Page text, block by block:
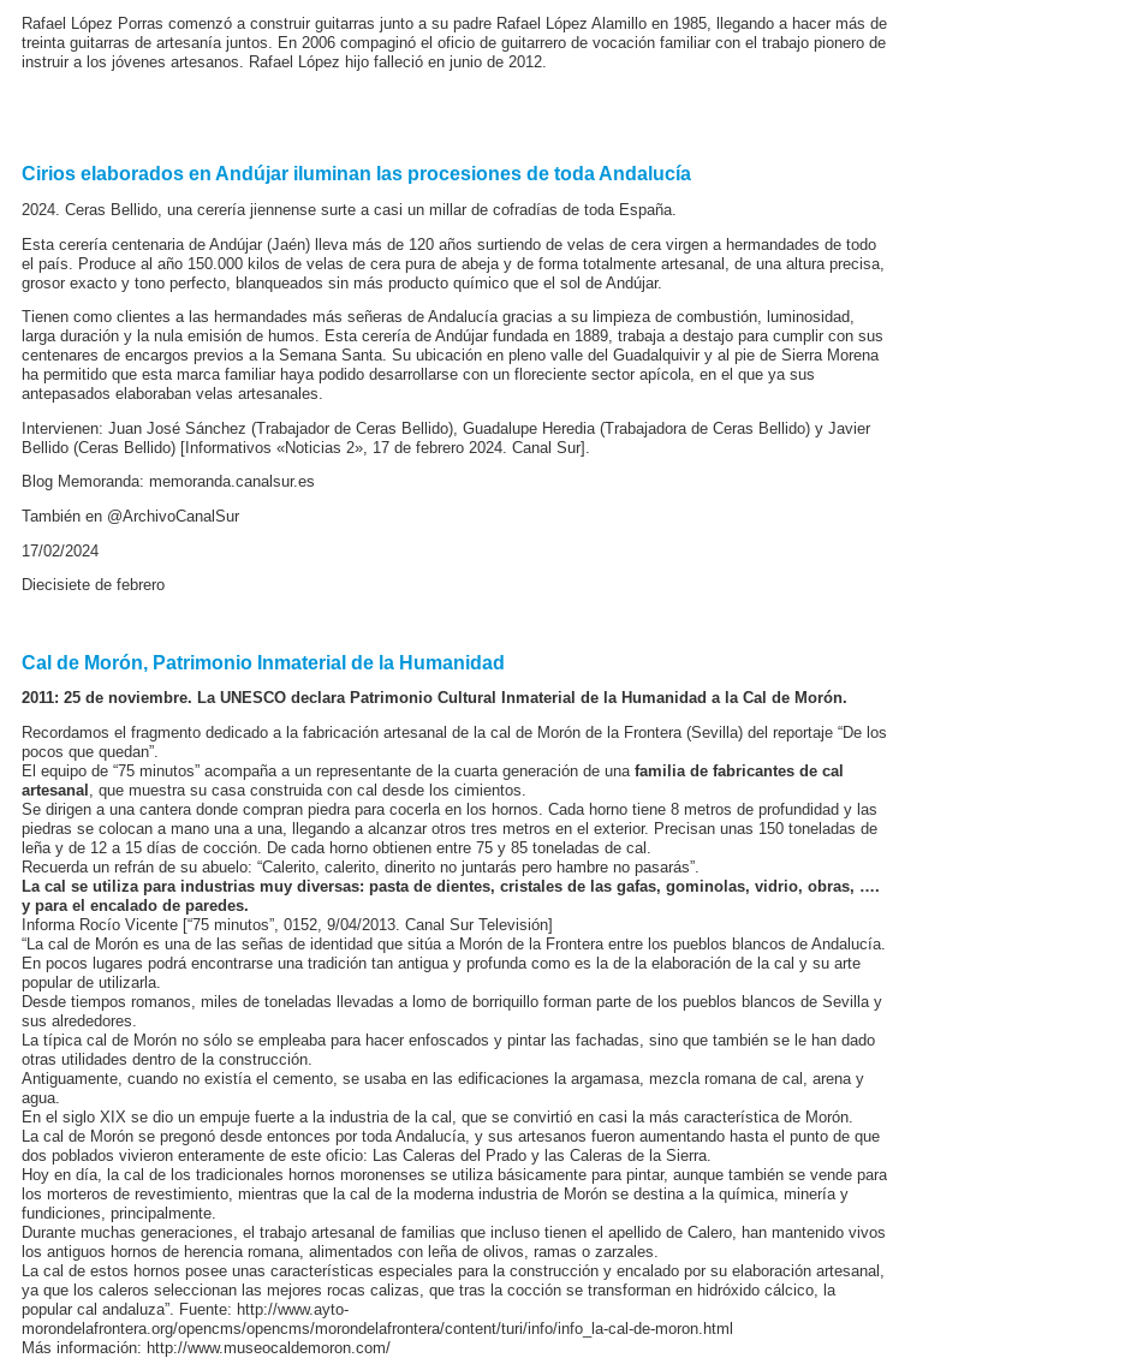
Rafael López Porras comenzó a construir guitarras junto a su padre Rafael López Alamillo en 1985, llegando a hacer más de
treinta guitarras de artesanía juntos. En 2006 compaginó el oficio de guitarrero de vocación familiar con el trabajo pionero de
instruir a los jóvenes artesanos. Rafael López hijo falleció en junio de 2012.
Cirios elaborados en Andújar iluminan las procesiones de toda Andalucía
2024. Ceras Bellido, una cerería jiennense surte a casi un millar de cofradías de toda España.
Esta cerería centenaria de Andújar (Jaén) lleva más de 120 años surtiendo de velas de cera virgen a hermandades de todo
el país. Produce al año 150.000 kilos de velas de cera pura de abeja y de forma totalmente artesanal, de una altura precisa,
grosor exacto y tono perfecto, blanqueados sin más producto químico que el sol de Andújar.
Tienen como clientes a las hermandades más señeras de Andalucía gracias a su limpieza de combustión, luminosidad,
larga duración y la nula emisión de humos. Esta cerería de Andújar fundada en 1889, trabaja a destajo para cumplir con sus
centenares de encargos previos a la Semana Santa. Su ubicación en pleno valle del Guadalquivir y al pie de Sierra Morena
ha permitido que esta marca familiar haya podido desarrollarse con un floreciente sector apícola, en el que ya sus
antepasados elaboraban velas artesanales.
Intervienen: Juan José Sánchez (Trabajador de Ceras Bellido), Guadalupe Heredia (Trabajadora de Ceras Bellido) y Javier
Bellido (Ceras Bellido) [Informativos «Noticias 2», 17 de febrero 2024. Canal Sur].
Blog Memoranda: memoranda.canalsur.es
También en @ArchivoCanalSur
17/02/2024
Diecisiete de febrero
Cal de Morón, Patrimonio Inmaterial de la Humanidad
2011: 25 de noviembre. La UNESCO declara Patrimonio Cultural Inmaterial de la Humanidad a la Cal de Morón.
Recordamos el fragmento dedicado a la fabricación artesanal de la cal de Morón de la Frontera (Sevilla) del reportaje “De los
pocos que quedan”.
El equipo de “75 minutos” acompaña a un representante de la cuarta generación de una familia de fabricantes de cal
artesanal , que muestra su casa construida con cal desde los cimientos.
Se dirigen a una cantera donde compran piedra para cocerla en los hornos. Cada horno tiene 8 metros de profundidad y las
piedras se colocan a mano una a una, llegando a alcanzar otros tres metros en el exterior. Precisan unas 150 toneladas de
leña y de 12 a 15 días de cocción. De cada horno obtienen entre 75 y 85 toneladas de cal.
Recuerda un refrán de su abuelo: “Calerito, calerito, dinerito no juntarás pero hambre no pasarás”.
La cal se utiliza para industrias muy diversas: pasta de dientes, cristales de las gafas, gominolas, vidrio, obras, ….
y para el encalado de paredes.
Informa Rocío Vicente [“75 minutos”, 0152, 9/04/2013. Canal Sur Televisión]
“La cal de Morón es una de las señas de identidad que sitúa a Morón de la Frontera entre los pueblos blancos de Andalucía.
En pocos lugares podrá encontrarse una tradición tan antigua y profunda como es la de la elaboración de la cal y su arte
popular de utilizarla.
Desde tiempos romanos, miles de toneladas llevadas a lomo de borriquillo forman parte de los pueblos blancos de Sevilla y
sus alrededores.
La típica cal de Morón no sólo se empleaba para hacer enfoscados y pintar las fachadas, sino que también se le han dado
otras utilidades dentro de la construcción.
Antiguamente, cuando no existía el cemento, se usaba en las edificaciones la argamasa, mezcla romana de cal, arena y
agua.
En el siglo XIX se dio un empuje fuerte a la industria de la cal, que se convirtió en casi la más característica de Morón.
La cal de Morón se pregonó desde entonces por toda Andalucía, y sus artesanos fueron aumentando hasta el punto de que
dos poblados vivieron enteramente de este oficio: Las Caleras del Prado y las Caleras de la Sierra.
Hoy en día, la cal de los tradicionales hornos moronenses se utiliza básicamente para pintar, aunque también se vende para
los morteros de revestimiento, mientras que la cal de la moderna industria de Morón se destina a la química, minería y
fundiciones, principalmente.
Durante muchas generaciones, el trabajo artesanal de familias que incluso tienen el apellido de Calero, han mantenido vivos
los antiguos hornos de herencia romana, alimentados con leña de olivos, ramas o zarzales.
La cal de estos hornos posee unas características especiales para la construcción y encalado por su elaboración artesanal,
ya que los caleros seleccionan las mejores rocas calizas, que tras la cocción se transforman en hidróxido cálcico, la
popular cal andaluza”. Fuente: http://www.ayto-
morondelafrontera.org/opencms/opencms/morondelafrontera/content/turi/info/info_la-cal-de-moron.html
Más información: http://www.museocaldemoron.com/